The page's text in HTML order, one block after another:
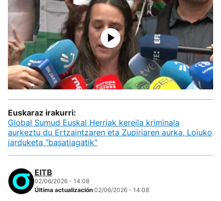
Euskaraz irakurri:
Global Sumud Euskal Herriak kereila kriminala
aurkeztu du Ertzaintzaren eta Zupiriaren aurka, Loiuko
jarduketa "basatiagatik"
EITB
02/06/2026 - 14:08
Última actualización 02/06/2026 - 14:08